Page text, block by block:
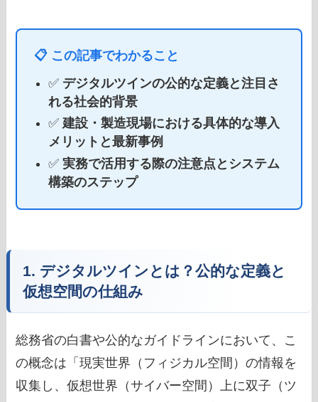
📋 この記事でわかること
✅ デジタルツインの公的な定義と注目さ
れる社会的背景
✅建設・製造現場における具体的な導入
メリットと最新事例
✅実務で活用する際の注意点とシステム
構築のステップ
1. デジタルツインとは？公的な定義と
仮想空間の仕組み
総務省の白書や公的なガイドラインにおいて、こ
の概念は「現実世界（フィジカル空間）の情報を
収集し、仮想世界（サイバー空間）上に双子（ツ